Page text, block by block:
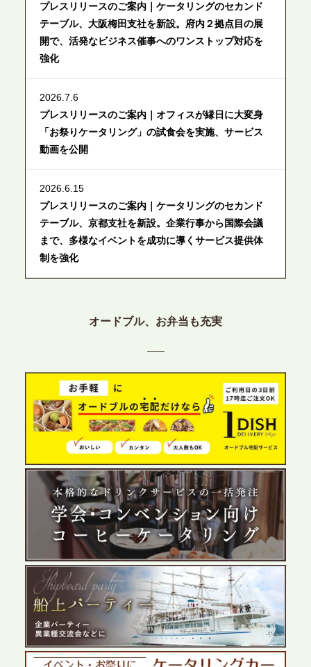
プレスリリースのご案内｜ケータリングのセカンド
テーブル、大阪梅田支社を新設。府内２拠点目の展
開で、活発なビジネス催事へのワンストップ対応を
強化
2026.7.6
プレスリリースのご案内｜オフィスが縁日に大変身
「お祭りケータリング」の試食会を実施、サービス
動画を公開
2026.6.15
プレスリリースのご案内｜ケータリングのセカンド
テーブル、京都支社を新設。企業行事から国際会議
まで、多様なイベントを成功に導くサービス提供体
制を強化
プレスリリースのご案内｜ケータリングのセカンド
目の展開で、拡大する出張パーティー・ケータリン
2026.6.4
プレスリリースのご案内｜夏の社内親睦が、配属後
の離職防止に。オフィスや会議室で縁日気分を味わ
う「お祭りケータリング」の提供を開始
2026.5.29
プレスリリースのご案内｜ケータリングのセカンド
テーブル、群馬前橋支社を設立。再開発やオフィス
展開が進む前橋エリアの企業ニーズに応え、高品質
なサービスで各種イベント・懇親会をサポート
2026.5.27
プレスリリースのご案内｜ケータリングのセカンド
テーブル、千葉本社を新設。幕張・舞浜の大型イベ
ントから主要都市の社内懇親会まで、現地拠点を活
オードブル、お弁当も充実